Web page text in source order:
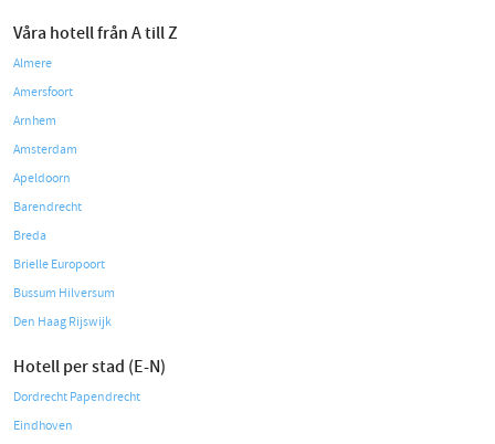
Våra hotell från A till Z
Almere
Amersfoort
Arnhem
Amsterdam
Apeldoorn
Barendrecht
Breda
Brielle Europoort
Bussum Hilversum
Den Haag Rijswijk
Hotell per stad (E-N)
Dordrecht Papendrecht
Eindhoven